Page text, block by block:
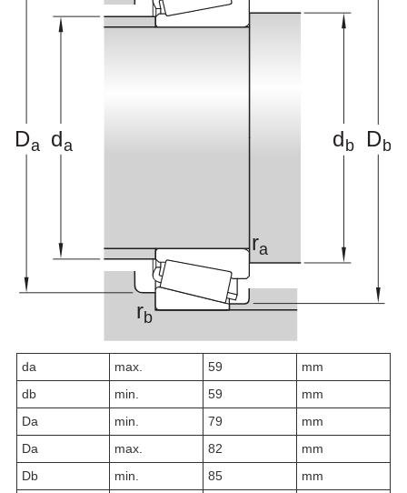
da max. 59
mm
db min. 59
mm
Da min. 79
mm
Da max. 82
mm
Db min. 85
mm